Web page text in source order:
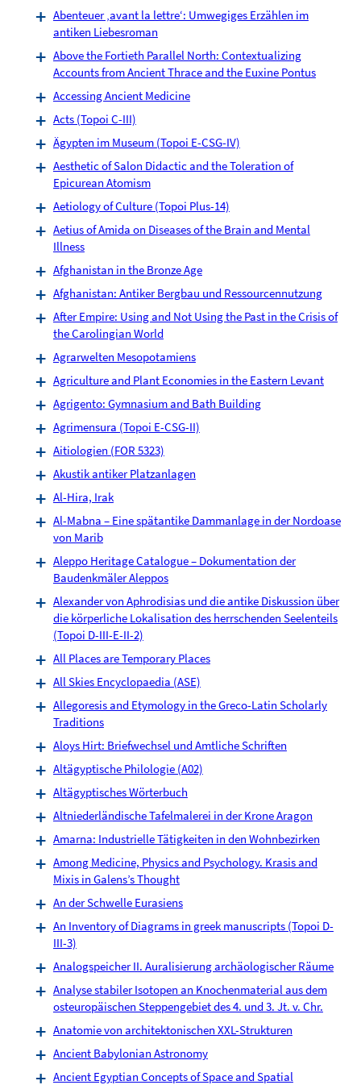
Abenteuer ‚avant la lettre‘: Umwegiges Erzählen im
antiken Liebesroman
Above the Fortieth Parallel North: Contextualizing
Accounts from Ancient Thrace and the Euxine Pontus
Accessing Ancient Medicine
Acts (Topoi C-III)
Ägypten im Museum (Topoi E-CSG-IV)
Aesthetic of Salon Didactic and the Toleration of
Epicurean Atomism
Aetiology of Culture (Topoi Plus-14)
Aetius of Amida on Diseases of the Brain and Mental
Illness
Afghanistan in the Bronze Age
Afghanistan: Antiker Bergbau und Ressourcennutzung
After Empire: Using and Not Using the Past in the Crisis of
the Carolingian World
Agrarwelten Mesopotamiens
Agriculture and Plant Economies in the Eastern Levant
Agrigento: Gymnasium and Bath Building
Agrimensura (Topoi E-CSG-II)
Aitiologien (FOR 5323)
Akustik antiker Platzanlagen
Al-Hira, Irak
Al-Mabna – Eine spätantike Dammanlage in der Nordoase
von Marib
Aleppo Heritage Catalogue – Dokumentation der
Baudenkmäler Aleppos
Alexander von Aphrodisias und die antike Diskussion über
die körperliche Lokalisation des herrschenden Seelenteils
(Topoi D-III-E-II-2)
All Places are Temporary Places
All Skies Encyclopaedia (ASE)
Allegoresis and Etymology in the Greco-Latin Scholarly
Traditions
Aloys Hirt: Briefwechsel und Amtliche Schriften
Altägyptische Philologie (A02)
Altägyptisches Wörterbuch
Altniederländische Tafelmalerei in der Krone Aragon
Amarna: Industrielle Tätigkeiten in den Wohnbezirken
Among Medicine, Physics and Psychology. Krasis and
Mixis in Galens’s Thought
An der Schwelle Eurasiens
An Inventory of Diagrams in greek manuscripts (Topoi D-
III-3)
Analogspeicher II. Auralisierung archäologischer Räume
Analyse stabiler Isotopen an Knochenmaterial aus dem
osteuropäischen Steppengebiet des 4. und 3. Jt. v. Chr.
Anatomie von architektonischen XXL-Strukturen
Ancient Babylonian Astronomy
Ancient Egyptian Concepts of Space and Spatial